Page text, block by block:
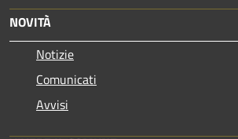
NOVITÀ
Notizie
Comunicati
Avvisi